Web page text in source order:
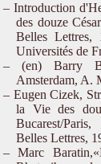
Introduction
des douze
Belles Lettres,
Universités de
(en) Barry
Amsterdam, A.
Eugen Cizek,
la Vie des
Bucarest/
Belles Lettres,
Marc